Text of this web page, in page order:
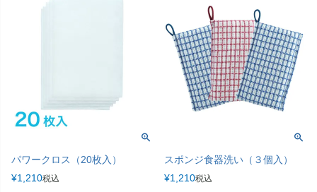
パワークロス（20枚入）
¥1,210税込
スポンジ食器洗い（３個入）
¥1,210税込